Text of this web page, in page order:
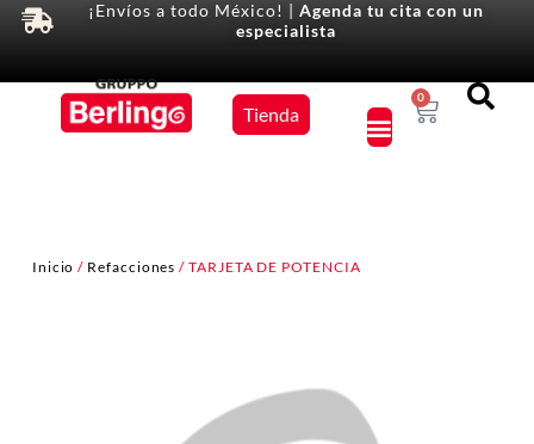
¡Envíos a todo México! | Agenda tu cita con un
especialista
Tienda
0
Inicio / Refacciones / TARJETA DE POTENCIA